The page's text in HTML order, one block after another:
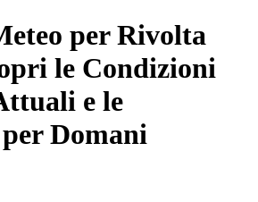
per Rivolta
le Condizioni
e le
Domani